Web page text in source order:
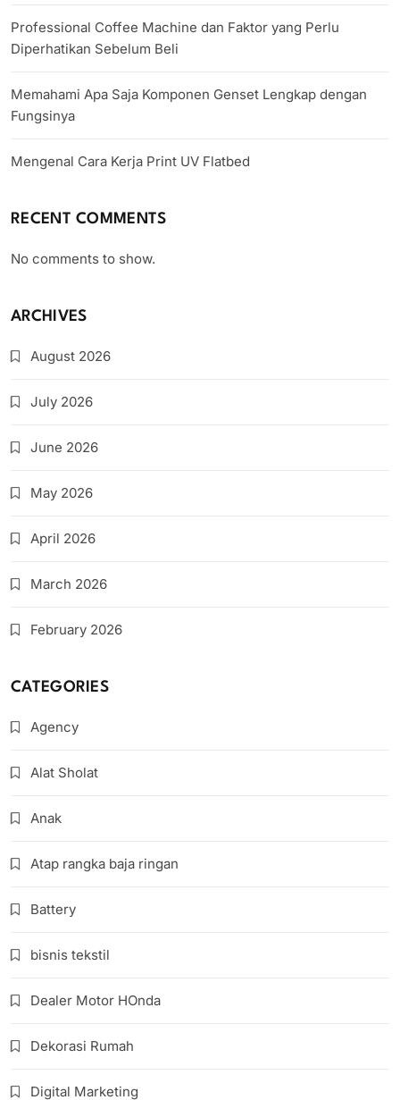
Professional Coffee Machine dan Faktor yang Perlu
Diperhatikan Sebelum Beli
Memahami Apa Saja Komponen Genset Lengkap dengan
Fungsinya
Mengenal Cara Kerja Print UV Flatbed
RECENT COMMENTS
No comments to show.
ARCHIVES
August 2026
July 2026
June 2026
May 2026
April 2026
March 2026
February 2026
CATEGORIES
Agency
Alat Sholat
Anak
Atap rangka baja ringan
Battery
bisnis tekstil
Dealer Motor HOnda
Dekorasi Rumah
Digital Marketing